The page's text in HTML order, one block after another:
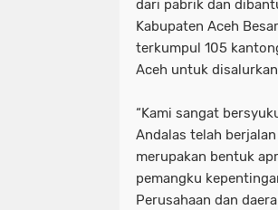
dari pabrik dan
Kabupaten Aceh
terkumpul 105
Aceh untuk
“Kami sangat
Andalas telah
merupakan bentuk
pemangku
Perusahaan dan